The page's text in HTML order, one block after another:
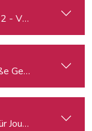
- Von der Idee zur
Geschichten
Journalist:innen